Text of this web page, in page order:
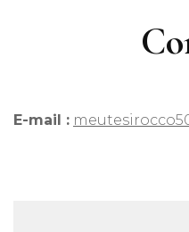
E-mail :